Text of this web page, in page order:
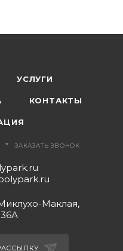
УСЛУГИ
КОНТАКТЫ
ЗАКАЗАТЬ ЗВОНОК
Маклая,